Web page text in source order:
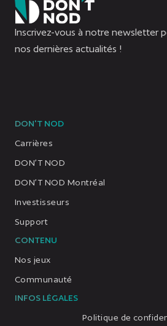
Inscrivez-vous à notre newsletter
nos dernières actualités !
DON'T NOD
Carrières
DON’T NOD
DON’T NOD Montréal
Investisseurs
Support
CONTENU
Nos jeux
Communauté
INFOS LÉGALES
Politique de